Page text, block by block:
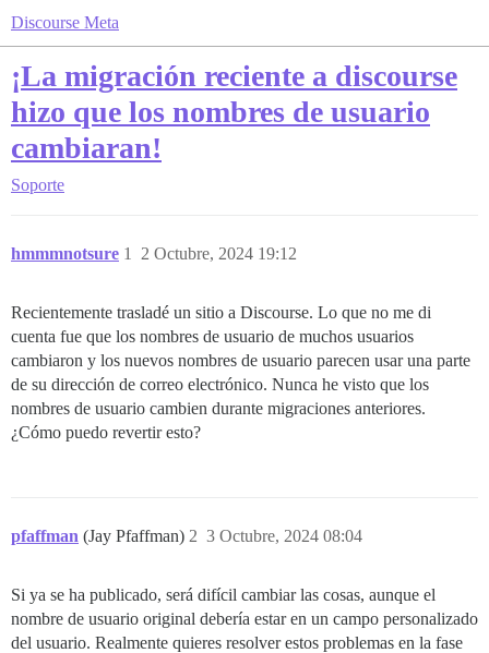
Discourse Meta
¡La migración reciente a discourse
hizo que los nombres de usuario
cambiaran!
Soporte
hmmmnotsure 2 Octubre, 2024 19:12
1
Recientemente trasladé un sitio a Discourse. Lo que no me di
cuenta fue que los nombres de usuario de muchos usuarios
cambiaron y los nuevos nombres de usuario parecen usar una parte
de su dirección de correo electrónico. Nunca he visto que los
nombres de usuario cambien durante migraciones anteriores.
¿Cómo puedo revertir esto?
pfaffman (Jay Pfaffman) 3 Octubre, 2024 08:04
2
Si ya se ha publicado, será difícil cambiar las cosas, aunque el
nombre de usuario original debería estar en un campo personalizado
del usuario. Realmente quieres resolver estos problemas en la fase